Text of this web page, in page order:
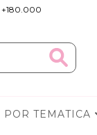
+180.000
POR TEMATICA